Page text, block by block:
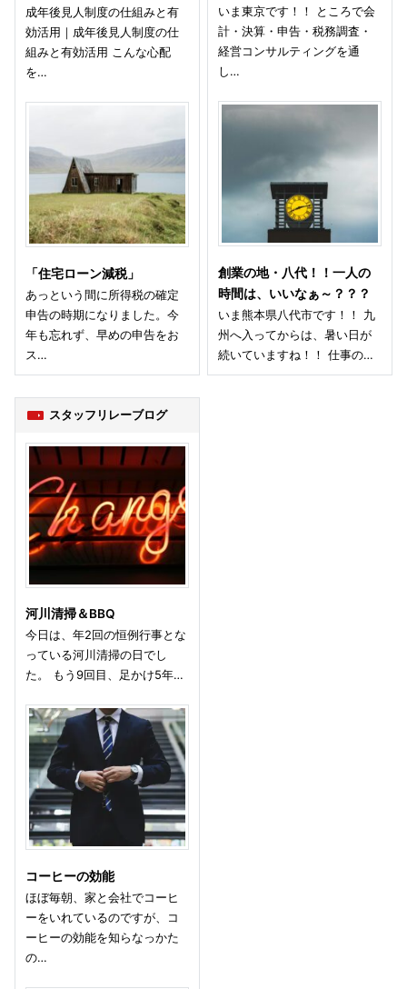
成年後見人制度の仕組みと有
効活用｜成年後見人制度の仕
組みと有効活用 こんな心配
を…
「住宅ローン減税」
あっという間に所得税の確定
申告の時期になりました。今
年も忘れず、早めの申告をお
ス…
いま東京です！！ ところで会
計・決算・申告・税務調査・
経営コンサルティングを通
し…
創業の地・八代！！一人の
時間は、いいなぁ～？？？
いま熊本県八代市です！！ 九
州へ入ってからは、暑い日が
続いていますね！！ 仕事の…
スタッフリレーブログ
河川清掃＆BBQ
今日は、年2回の恒例行事とな
っている河川清掃の日でし
た。 もう9回目、足かけ5年…
コーヒーの効能
ほぼ毎朝、家と会社でコーヒ
ーをいれているのですが、コ
ーヒーの効能を知らなっかた
の…